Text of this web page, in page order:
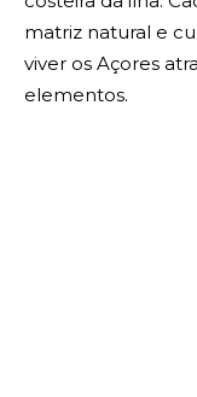
matriz natural e
viver os Açores
elementos.